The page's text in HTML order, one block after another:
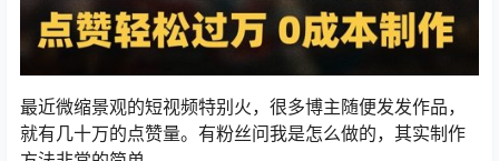
最近微缩景观的短视频特别火，很多博主随便发发作品，
就有几十万的点赞量。有粉丝问我是怎么做的，其实制作